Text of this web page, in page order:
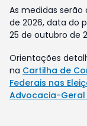
As medidas
de 2026, data do
25 de outubro de
Orientações
na Cartilha de
Federais nas
Advocacia-Geral